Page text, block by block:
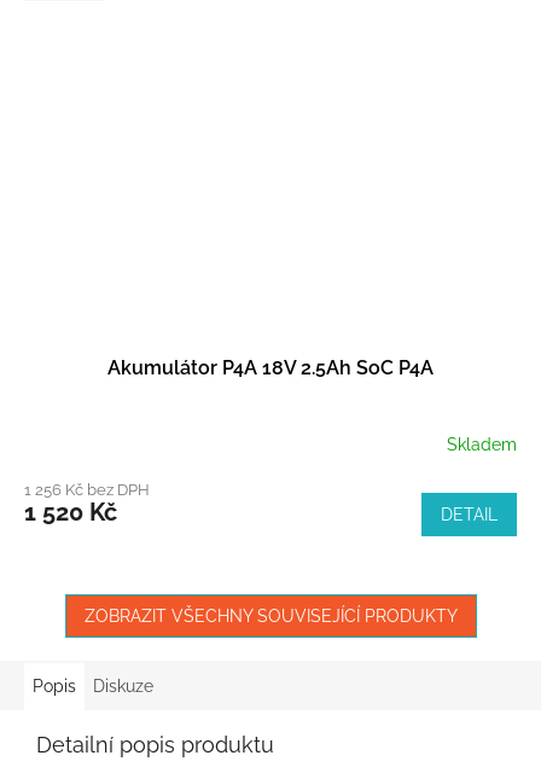
Akumulátor P4A 18V 2.5Ah SoC P4A
Skladem
1 256 Kč bez DPH
1 520 Kč DETAIL
ZOBRAZIT VŠECHNY SOUVISEJÍCÍ PRODUKTY
Popis Diskuze
Detailní popis produktu